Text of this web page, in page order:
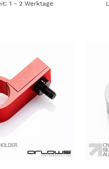
1 - 2 Werktage